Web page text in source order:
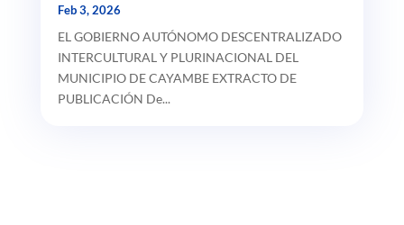
Feb 3, 2026
EL GOBIERNO AUTÓNOMO DESCENTRALIZADO
INTERCULTURAL Y PLURINACIONAL DEL
MUNICIPIO DE CAYAMBE EXTRACTO DE
PUBLICACIÓN De...